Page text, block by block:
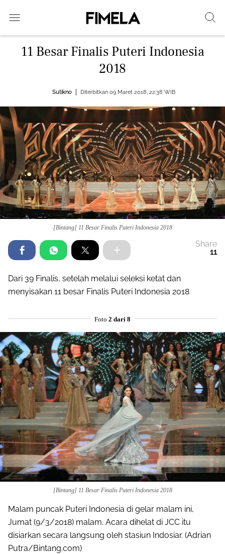
11 Besar Finalis Puteri Indonesia
2018
Sutikno Diterbitkan 09 Maret 2018, 22:38 WIB
[Bintang] 11 Besar Finalis Puteri Indonesia 2018
Share
11
Dari 39 Finalis, setelah melalui seleksi ketat dan
menyisakan 11 besar Finalis Puteri Indonesia 2018
Foto 2 dari 8
[Bintang] 11 Besar Finalis Puteri Indonesia 2018
Malam puncak Puteri Indonesia di gelar malam ini,
Jumat (9/3/2018) malam. Acara dihelat di JCC itu
disiarkan secara langsung oleh stasiun Indosiar. (Adrian
Putra/Bintang.com)